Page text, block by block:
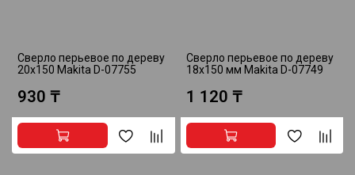
Сверло перьевое по дереву
20x150 Makita D-07755
930 ₸
Сверло перьевое по дереву
18x150 мм Makita D-07749
1 120 ₸